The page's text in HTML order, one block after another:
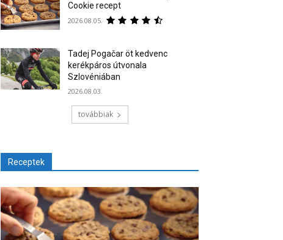
Cookie recept
2026.08.05.
Tadej Pogačar öt kedvenc
kerékpáros útvonala
Szlovéniában
2026.08.03.
továbbiak
Receptek